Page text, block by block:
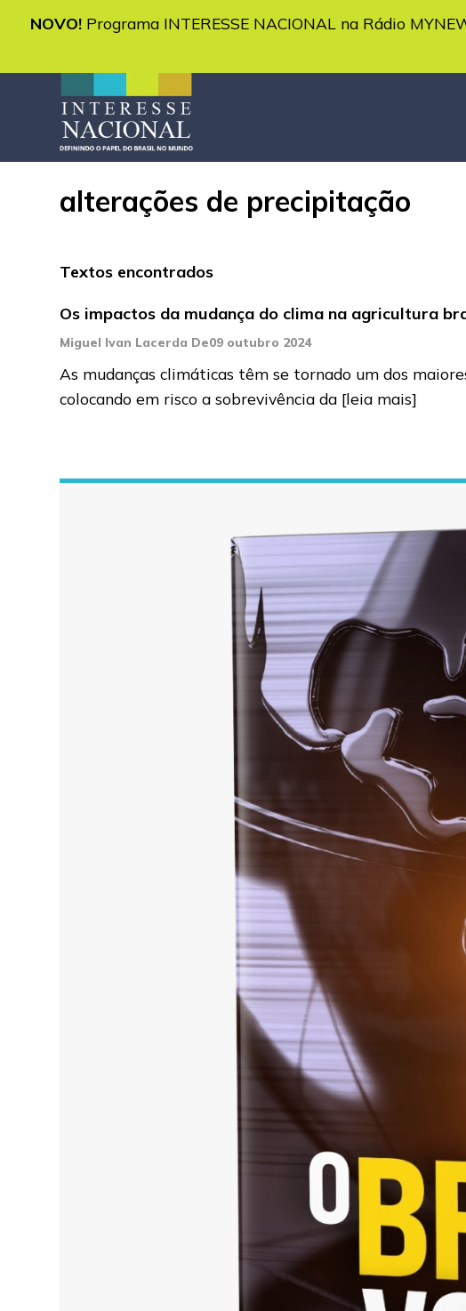
NOVO! Programa INTERESSE NACIONAL na Rádio
alterações de precipitação
Textos encontrados
Os impactos da mudança do clima na agricultura
Miguel Ivan Lacerda De09 outubro 2024
As mudanças climáticas têm se tornado um dos
colocando em risco a sobrevivência da [leia mais]